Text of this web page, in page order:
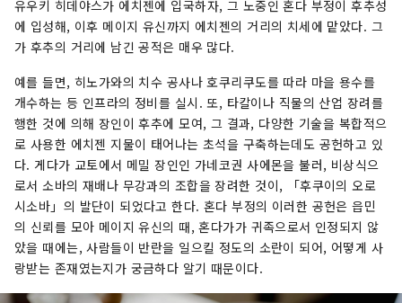
유우키 히데야스가 에치젠에 입국하자, 그 노중인 혼다 부정이 후추성
에 입성해, 이후 메이지 유신까지 에치젠의 거리의 치세에 맡았다. 그
가 후추의 거리에 남긴 공적은 매우 많다.
예를 들면, 히노가와의 치수 공사나 호쿠리쿠도를 따라 마을 용수를
개수하는 등 인프라의 정비를 실시. 또, 타칼이나 직물의 산업 장려를
행한 것에 의해 장인이 후추에 모여, 그 결과, 다양한 기술을 복합적으
로 사용한 에치젠 지물이 태어나는 초석을 구축하는데도 공헌하고 있
다. 게다가 교토에서 메밀 장인인 가네코권 사에몬을 불러, 비상식으
로서 소바의 재배나 무강과의 조합을 장려한 것이, 「후쿠이의 오로
시소바」의 발단이 되었다고 한다. 혼다 부정의 이러한 공헌은 읍민
의 신뢰를 모아 메이지 유신의 때, 혼다가가 귀족으로서 인정되지 않
았을 때에는, 사람들이 반란을 일으킬 정도의 소란이 되어, 어떻게 사
랑받는 존재였는지가 궁금하다 알기 때문이다.